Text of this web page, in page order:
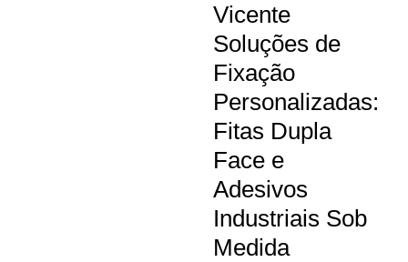
Vicente
Soluções de
Fixação
Personalizadas:
Fitas Dupla
Face e
Adesivos
Industriais Sob
Medida